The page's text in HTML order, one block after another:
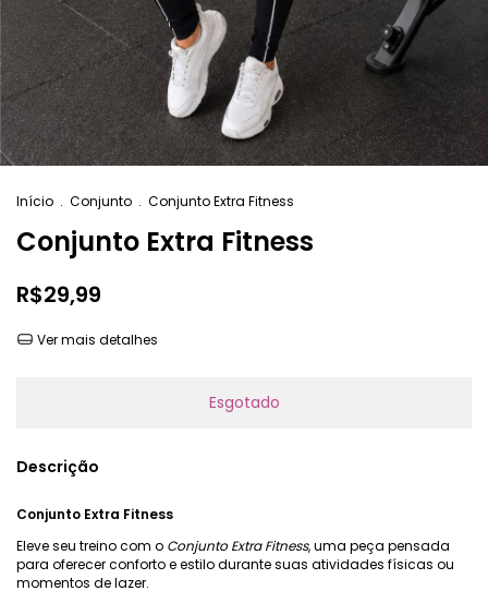
Início . Conjunto . Conjunto Extra Fitness
Conjunto Extra Fitness
R$29,99
Ver mais detalhes
Descrição
Conjunto Extra Fitness
Eleve seu treino com o Conjunto Extra Fitness, uma peça pensada
para oferecer conforto e estilo durante suas atividades físicas ou
momentos de lazer.